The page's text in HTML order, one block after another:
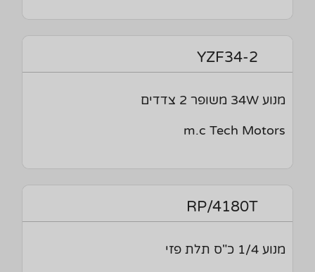
YZF34-2
מנוע 34W משופר 2 צדדים
m.c Tech Motors
RP/4180T
מנוע 1/4 כ"ס תלת פזי